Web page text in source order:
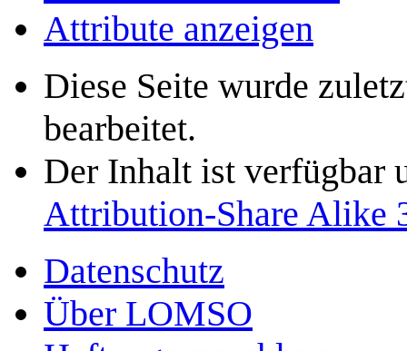
Attribute anzeigen
Diese Seite wurde
bearbeitet.
Der Inhalt ist verfügbar
Attribution-Share Alike
Datenschutz
Über LOMSO